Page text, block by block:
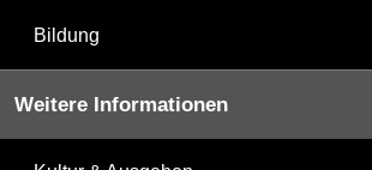
Bildung
Weitere Informationen